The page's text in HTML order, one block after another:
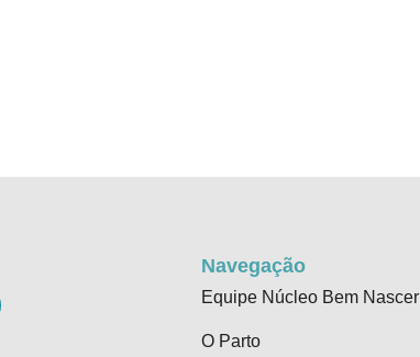
Navegação
Equipe Núcleo Bem Nascer
O Parto